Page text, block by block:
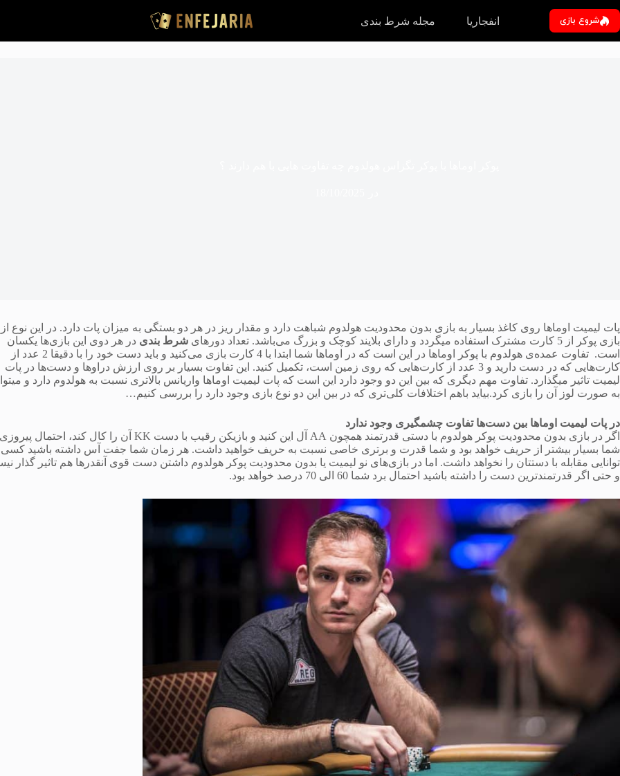
محتوا
شروع بازی انفجاریا مجله شرط بندی
پات لیمیت اوماها روی کاغذ بسیار به بازی بدون محدودیت هولدوم شباهت دارد و مقدار ریز در هر دو بستگی به میزان پات دارد. در این نوع از
بازی پوکر از 5 کارت مشترک استفاده میگردد و دارای بلایند کوچک و بزرگ می‌باشد. تعداد دورهای
شرط بندی در هر دوی این بازی‌ها یکسان
است. تفاوت عمده‌ی هولدوم با پوکر اوماها در این است که در اوماها شما ابتدا با 4 کارت بازی می‌کنید و باید دست خود را با دقیقا 2 عدد از
کارت‌هایی که در دست دارید و 3 عدد از کارت‌هایی که روی زمین است، تکمیل کنید. این تفاوت بسیار بر روی ارزش دراوها و دست‌ها در پات
لیمیت تاثیر میگذارد. تفاوت مهم دیگری که بین این دو وجود دارد این است که پات لیمیت اوماها واریانس بالاتری نسبت به هولدوم دارد و
به صورت لوز آن را بازی کرد.بیاید باهم اختلافات کلی‌تری که در بین این دو نوع بازی وجود دارد را بررسی کنیم…
در پات لیمیت اوماها بین دست‌ها تفاوت چشمگیری وجود ندارد
اگر در بازی بدون محدودیت پوکر هولدوم با دستی قدرتمند همچون AA آل این کنید و بازیکن رقیب با دست KK آن را کال کند، احتمال پیروزی
شما بسیار بیشتر از حریف خواهد بود و شما قدرت و برتری خاصی نسبت به حریف خواهید داشت. هر زمان شما جفت آس داشته باشید کسی
توانایی مقابله با دستتان را نخواهد داشت. اما در بازی‌های نو لیمیت یا بدون محدودیت پوکر هولدوم داشتن دست قوی آنقدرها هم تاثیر گذار
و حتی اگر قدرتمندترین دست را داشته باشید احتمال برد شما 60 الی 70 درصد خواهد بود.